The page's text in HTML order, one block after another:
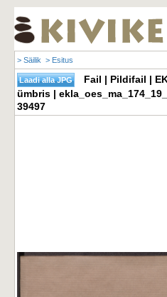
> Säilik > Esitus
Fail | Pildifail |
ümbris |
39497